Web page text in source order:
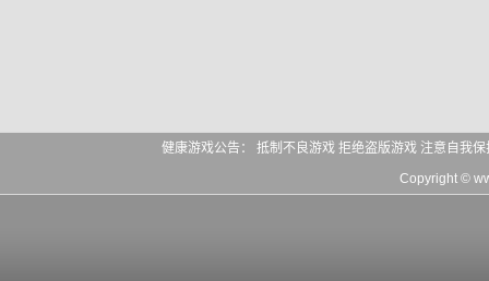
健康游戏公告： 抵制不良游戏 拒绝盗版游戏 注意自我
Copyright ©